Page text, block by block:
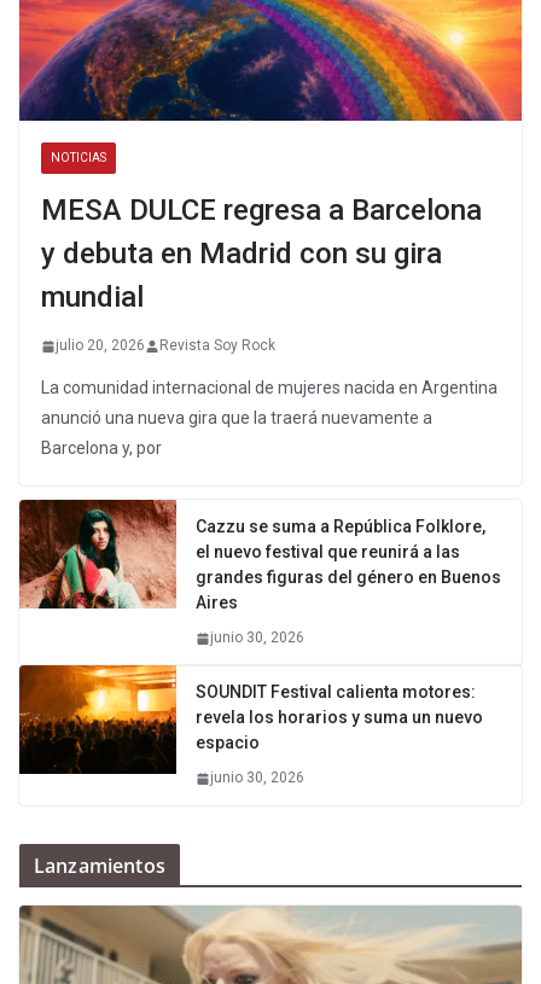
NOTICIAS
MESA DULCE regresa a Barcelona
y debuta en Madrid con su gira
mundial
julio 20, 2026 Revista Soy Rock
La comunidad internacional de mujeres nacida en Argentina
anunció una nueva gira que la traerá nuevamente a
Barcelona y, por
Cazzu se suma a República Folklore,
el nuevo festival que reunirá a las
grandes figuras del género en Buenos
Aires
junio 30, 2026
SOUNDIT Festival calienta motores:
revela los horarios y suma un nuevo
espacio
junio 30, 2026
Lanzamientos